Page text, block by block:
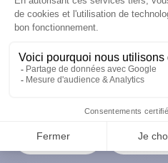
Nom*
Prénom*
Numéro de téléphone*